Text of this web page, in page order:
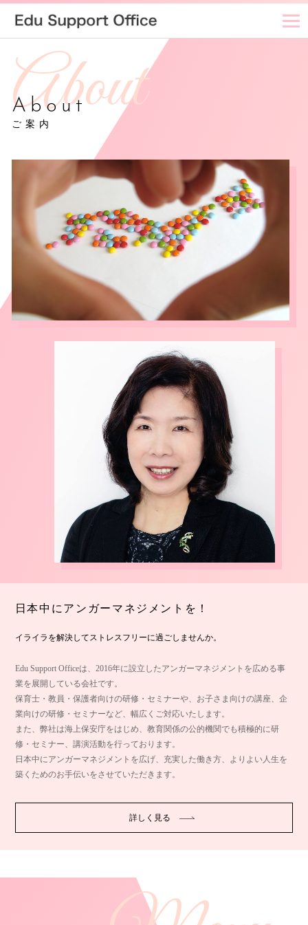
About
ご案内
日本中にアンガーマネジメントを！
イライラを解決してストレスフリーに過ごしませんか。
Edu Support Officeは、2016年に設立したアンガーマネジメントを広める事
業を展開している会社です。
保育士・教員・保護者向けの研修・セミナーや、お子さま向けの講座、企
業向けの研修・セミナーなど、幅広くご対応いたします。
また、弊社は海上保安庁をはじめ、教育関係の公的機関でも積極的に研
修・セミナー、講演活動を行っております。
日本中にアンガーマネジメントを広げ、充実した働き方、よりよい人生を
築くためのお手伝いをさせていただきます。
詳しく見る